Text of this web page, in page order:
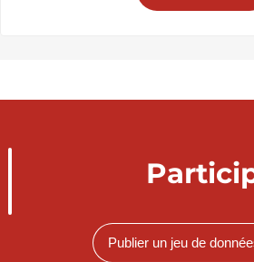
Publier un jeu de